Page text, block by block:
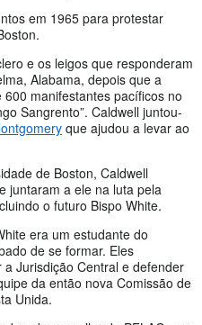
em 1965 para protestar
e os leigos que responderam
Alabama, depois que a
manifestantes pacíficos no
Sangrento”. Caldwell juntou-
que ajudou a levar ao
de Boston, Caldwell
juntaram a ele na luta pela
o futuro Bispo White.
era um estudante do
de se formar. Eles
Jurisdição Central e defender
da então nova Comissão de
Unida.